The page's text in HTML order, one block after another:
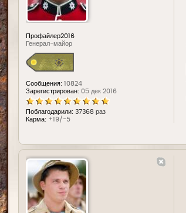
Профайлер2016
Генерал-майор
Сообщения: 10824
Зарегистрирован: 05 дек 2016
Поблагодарили: 37368 раз
Карма: +19/-5